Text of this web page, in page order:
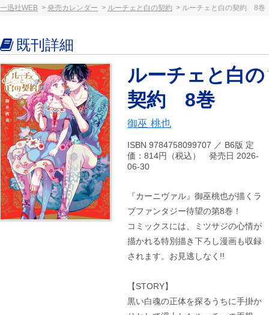
一迅社WEB 発売カレンダー ルーチェと白の契約 ルーチェと白の契約 8巻
既刊詳細
ルーチェと白の
契約 8巻
御巫 桃也
ISBN 9784758099707 ／ B6版 定
価：814円（税込） 発売日 2026-
06-30
『カーニヴァル』御巫桃也が描くラ
ブファンタジー待望の第8巻！
コミックスには、ミツサジの心情が
描かれる特別描き下ろし漫画も収録
されます。お見逃しなく!!
【STORY】
黒い白魂の正体を探るうちに手掛か